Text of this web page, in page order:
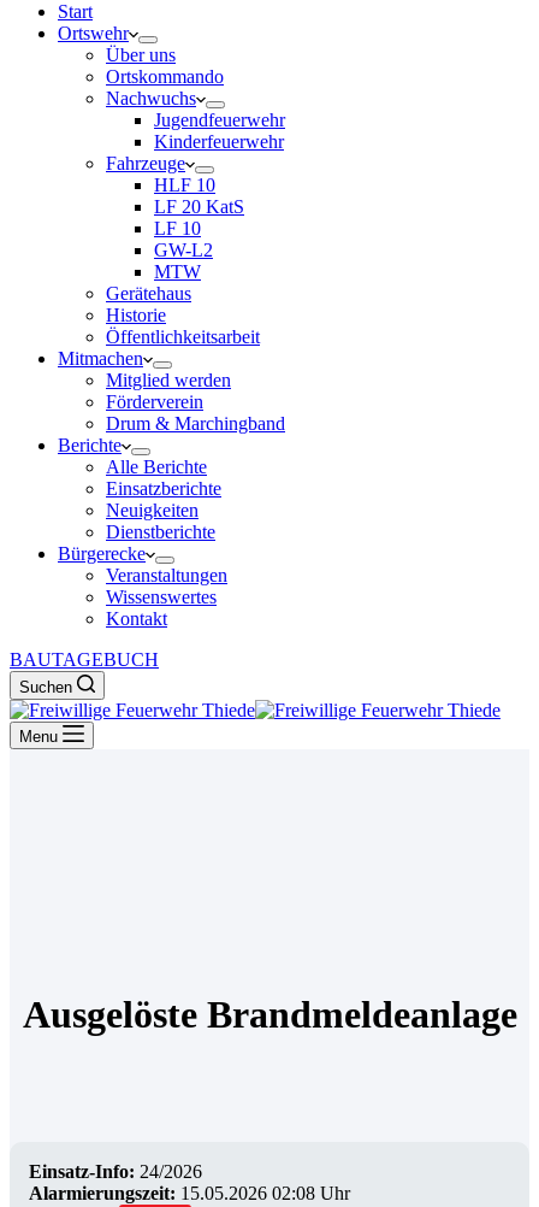
Start
Ortswehr
Über uns
Ortskommando
Nachwuchs
Jugendfeuerwehr
Kinderfeuerwehr
Fahrzeuge
HLF 10
LF 20 KatS
LF 10
GW-L2
MTW
Gerätehaus
Historie
Öffentlichkeitsarbeit
Mitmachen
Mitglied werden
Förderverein
Drum & Marchingband
Berichte
Alle Berichte
Einsatzberichte
Neuigkeiten
Dienstberichte
Bürgerecke
Veranstaltungen
Wissenswertes
Kontakt
BAUTAGEBUCH
Suchen
Menu
Ausgelöste Brandmeldeanlage
Einsatz-Info: 24/2026
Alarmierungszeit: 15.05.2026 02:08 Uhr